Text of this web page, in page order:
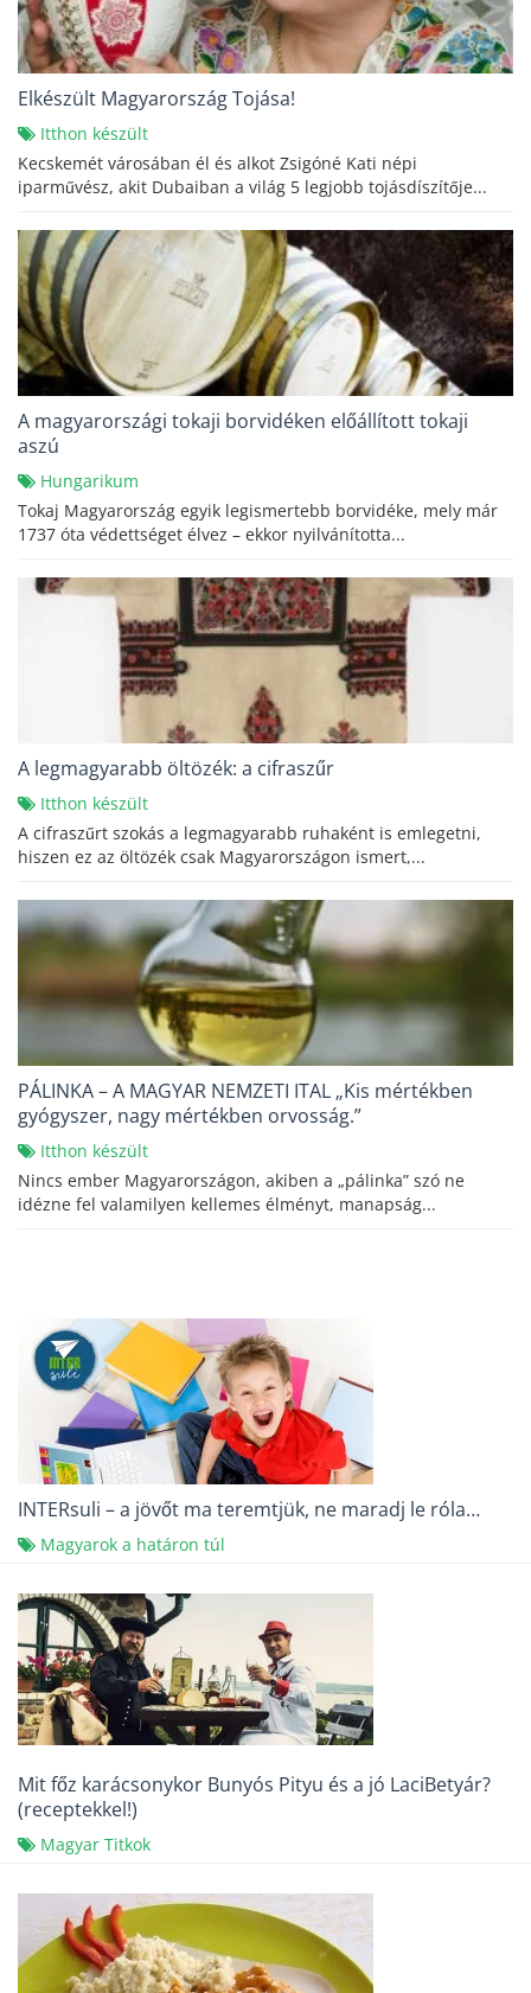
Elkészült Magyarország Tojása!
Itthon készült
Kecskemét városában él és alkot Zsigóné Kati népi
iparművész, akit Dubaiban a világ 5 legjobb tojásdíszítője...
A magyarországi tokaji borvidéken előállított tokaji
aszú
Hungarikum
Tokaj Magyarország egyik legismertebb borvidéke, mely már
1737 óta védettséget élvez – ekkor nyilvánította...
A legmagyarabb öltözék: a cifraszűr
Itthon készült
A cifraszűrt szokás a legmagyarabb ruhaként is emlegetni,
hiszen ez az öltözék csak Magyarországon ismert,...
PÁLINKA – A MAGYAR NEMZETI ITAL „Kis mértékben
gyógyszer, nagy mértékben orvosság.”
Itthon készült
Nincs ember Magyarországon, akiben a „pálinka” szó ne
idézne fel valamilyen kellemes élményt, manapság...
INTERsuli – a jövőt ma teremtjük, ne maradj le róla…
Magyarok a határon túl
Mit főz karácsonykor Bunyós Pityu és a jó LaciBetyár?
(receptekkel!)
Magyar Titkok